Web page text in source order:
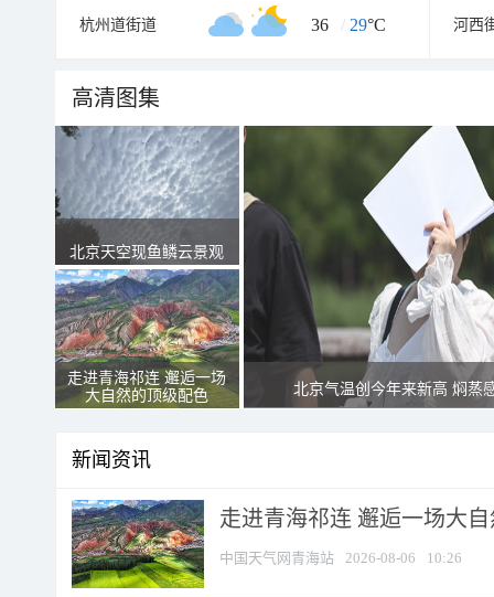
杭州道街道 36 / 29°C 河西
高清图集
北京天空现鱼鳞云景观
走进青海祁连 邂逅一场
大自然的顶级配色
北京气温创今年来新高 焖蒸
新闻资讯
走进青海祁连 邂逅一场大
中国天气网青海站 2026-08-06 10:26